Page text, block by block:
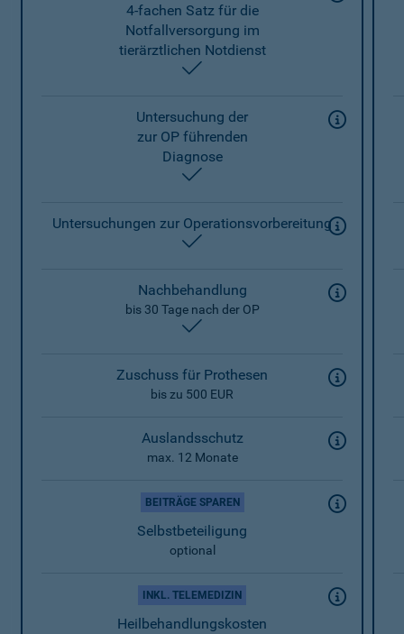
4-fachen Satz für die
Notfallversorgung im
tierärztlichen Notdienst
Untersuchung der
zur OP führenden
Diagnose
Untersuchungen zur Operationsvorbereitung
Nachbehandlung
bis 30 Tage nach der OP
Zuschuss für Prothesen
bis zu 500 EUR
Auslandsschutz
max. 12 Monate
BEITRÄGE SPAREN
Selbstbeteiligung
optional
INKL. TELEMEDIZIN
Heilbehandlungskosten